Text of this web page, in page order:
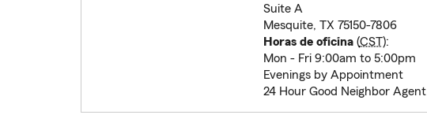
Suite A
Mesquite, TX 75150-7806
Horas de oficina(CST):
Mon - Fri 9:00am to 5:00pm
Evenings by Appointment
24 Hour Good Neighbor Agent